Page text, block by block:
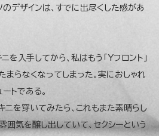
デザインは、すでに出尽くした感があ
を入手してから、私はもう「Yフロント」
らなくなってしまった。実におしゃれ
トである。
を穿いてみたら、これもまた素晴らし
囲気を醸し出していて、セクシーという